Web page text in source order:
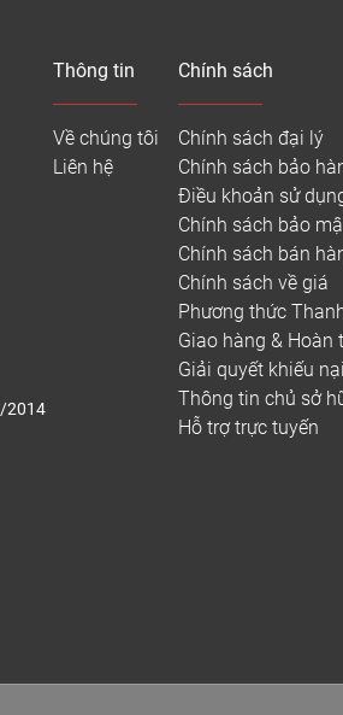
HDF lõi xanh
Indonesia
gỗ cốt xanh chống nước
2014
Thông tin
Về chúng tôi
Liên hệ
Chính sách
Chính sách đại lý
Chính sách bảo
Điều khoản sử
Chính sách bảo
Chính sách bán
Chính sách về giá
Phương thức
Giao hàng & Hoàn
Giải quyết khiếu nại
Thông tin chủ sở
Hỗ trợ trực tuyến